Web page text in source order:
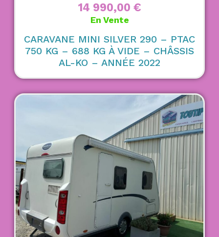
14 990,00 €
En Vente
CARAVANE MINI SILVER 290 – PTAC
750 KG – 688 KG À VIDE – CHÂSSIS
AL-KO – ANNÉE 2022